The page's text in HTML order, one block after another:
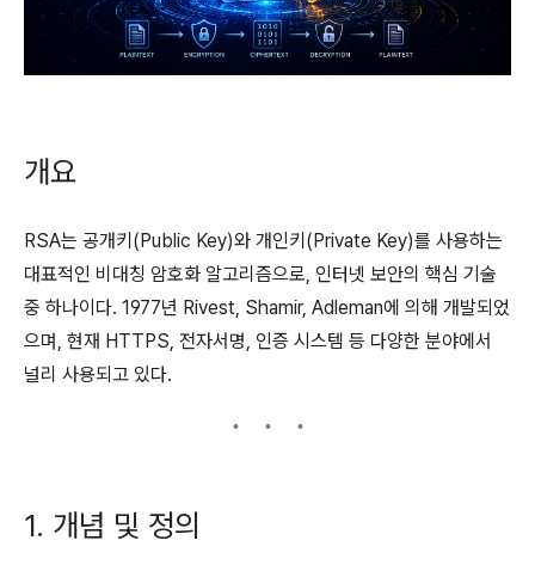
개요
RSA는 공개키(Public Key)와 개인키(Private Key)를 사용하는
대표적인 비대칭 암호화 알고리즘으로, 인터넷 보안의 핵심 기술
중 하나이다. 1977년 Rivest, Shamir, Adleman에 의해 개발되었
으며, 현재 HTTPS, 전자서명, 인증 시스템 등 다양한 분야에서
널리 사용되고 있다.
1. 개념 및 정의